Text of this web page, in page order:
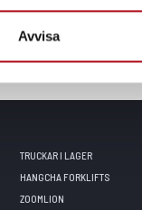
Avvisa
TRUCKAR I LAGER
HANGCHA FORKLIFTS
ZOOMLION